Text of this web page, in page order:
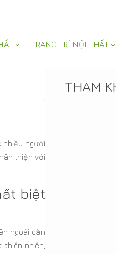
TRANG TRÍ NỘI THẤT
người
thiện với
biệt
ngoài căn
nhiên,
TIN NỔI
THAM